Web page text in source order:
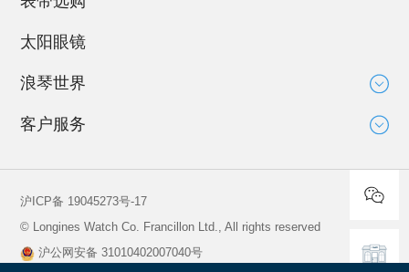
太阳眼镜
浪琴世界
大使
客户服务
保养说明
沪ICP备 19045273号-17
© Longines Watch Co. Francillon Ltd., All rights reserved
沪公网安备 31010402007040号